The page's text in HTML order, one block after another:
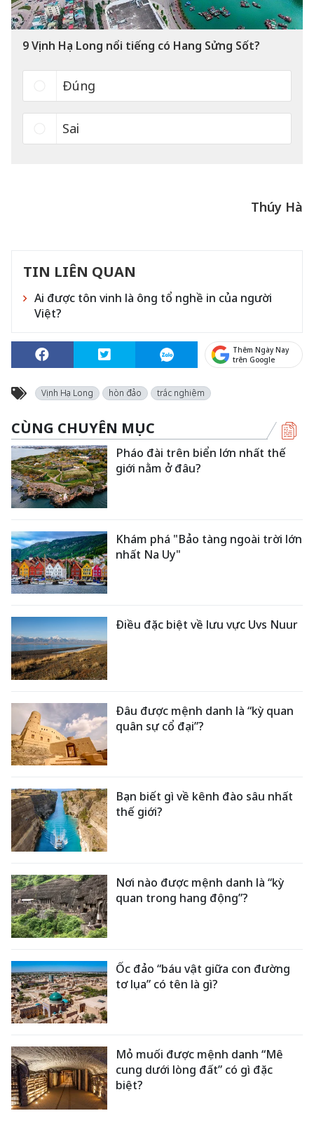
9Vịnh Hạ Long nổi tiếng có Hang Sửng Sốt?
Đúng
Sai
Thúy Hà
TIN LIÊN QUAN
Ai được tôn vinh là ông tổ nghề in của người
Việt?
Thêm Ngày Nay
trên Google
Vịnh Hạ Long hòn đảo trắc nghiệm
CÙNG CHUYÊN MỤC
Pháo đài trên biển lớn nhất thế
giới nằm ở đâu?
Khám phá "Bảo tàng ngoài trời lớn
nhất Na Uy"
Điều đặc biệt về lưu vực Uvs Nuur
Đâu được mệnh danh là “kỳ quan
quân sự cổ đại”?
Bạn biết gì về kênh đào sâu nhất
thế giới?
Nơi nào được mệnh danh là “kỳ
quan trong hang động”?
Ốc đảo “báu vật giữa con đường
tơ lụa” có tên là gì?
Mỏ muối được mệnh danh “Mê
cung dưới lòng đất” có gì đặc
biệt?